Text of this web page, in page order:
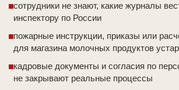
сотрудники не знают, какие журналы
инспектору по России
пожарные инструкции, приказы или
для магазина молочных продуктов
кадровые документы и согласия по
не закрывают реальные процессы